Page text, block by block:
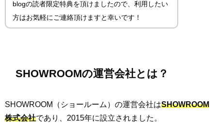
blogの読者限定特典を頂けましたので、利用したい
方はお気軽にご連絡頂けますと幸いです！
SHOWROOMの運営会社とは？
SHOWROOM（ショールーム）の運営会社はSHOWROOM
株式会社であり、2015年に設立されました。